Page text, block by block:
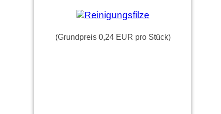
(Grundpreis 0,24 EUR pro Stück)